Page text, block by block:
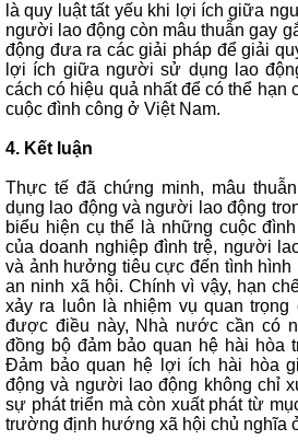
là quy luật tất yếu khi lợi ích giữa
người lao động còn mâu thuẫn gay
động đưa ra các giải pháp để giải
lợi ích giữa người sử dụng lao
cách có hiệu quả nhất để có thể hạn
cuộc đình công ở Việt Nam.
4. Kết luận
Thực tế đã chứng minh, mâu
dụng lao động và người lao động
biểu hiện cụ thể là những cuộc
của doanh nghiệp đình trệ, người
và ảnh hưởng tiêu cực đến tình hình
an ninh xã hội. Chính vì vậy, hạn
xảy ra luôn là nhiệm vụ quan
được điều này, Nhà nước cần có
đồng bộ đảm bảo quan hệ hài hòa
Đảm bảo quan hệ lợi ích hài hòa
động và người lao động không chỉ
sự phát triển mà còn xuất phát từ
trường định hướng xã hội chủ nghĩa